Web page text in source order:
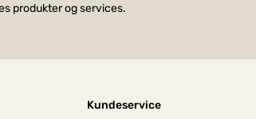
produkter og services.
Kundeservice